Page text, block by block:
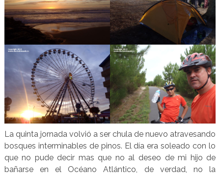
La quinta jornada volvió a ser chula de nuevo atravesando
bosques interminables de pinos. El día era soleado con lo
que no pude decir mas que no al deseo de mi hijo de
bañarse en el Océano Atlántico, de verdad, no la